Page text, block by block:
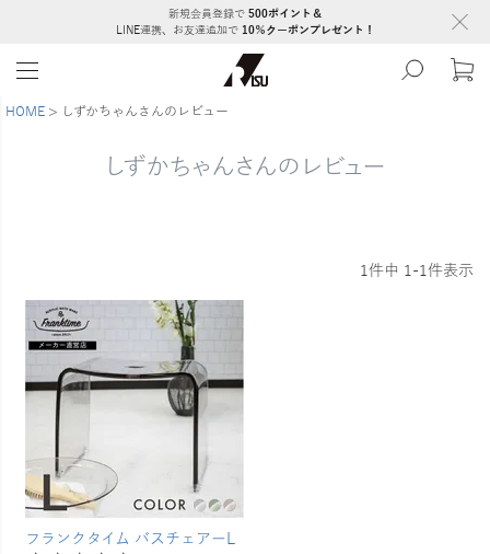
新規会員登録で 500ポイント＆
LINE連携、お友達追加で 10％クーポンプレゼント！
HOME しずかちゃんさんのレビュー
しずかちゃんさんのレビュー
1件中 1-1件表示
フランクタイム バスチェアーL